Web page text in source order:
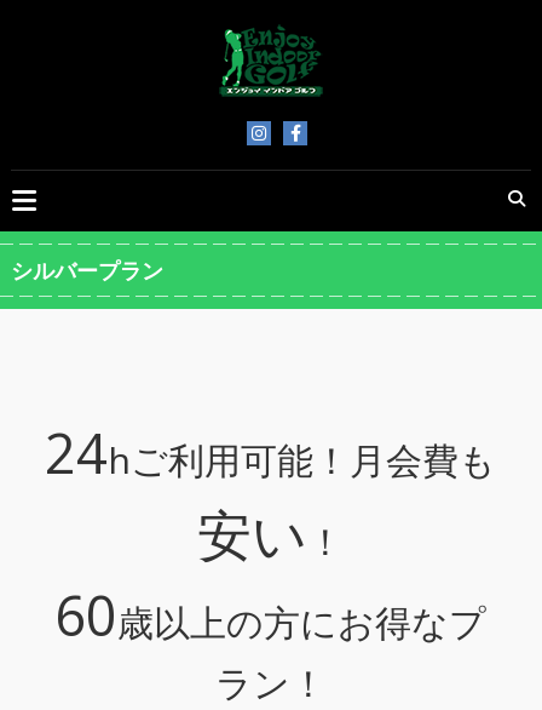
INDOOR
GOLF
シルバープラン
24hご利用可能！月会費も
安い ！
60歳以上の方にお得なプ
ラン！